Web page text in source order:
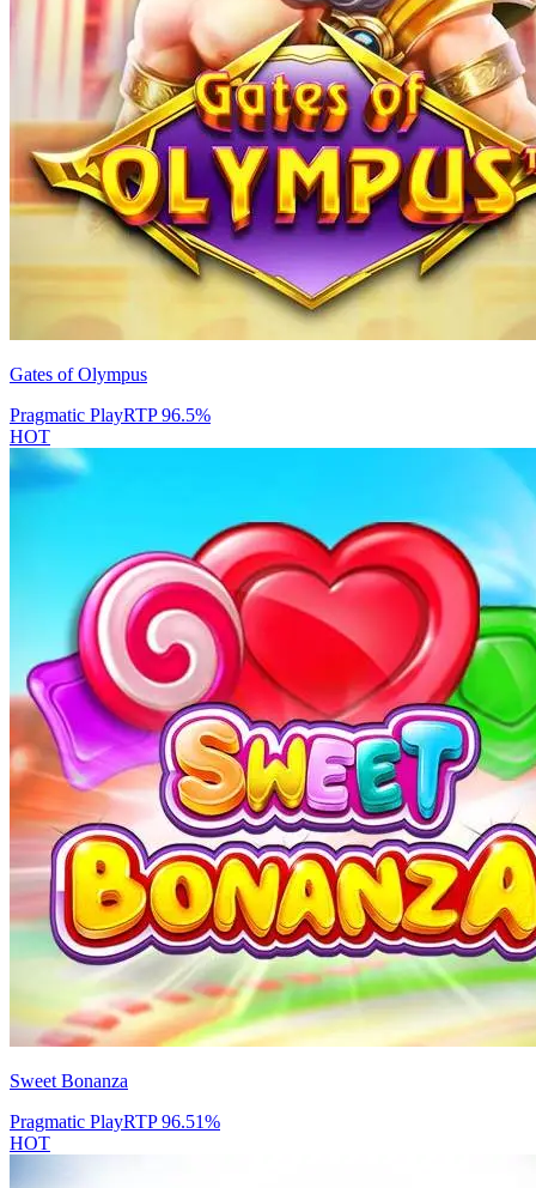
Gates of Olympus
Pragmatic PlayRTP96.5%
HOT
Sweet Bonanza
Pragmatic PlayRTP96.51%
HOT